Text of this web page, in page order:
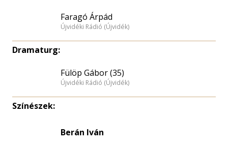
Faragó Árpád
Újvidéki Rádió (Újvidék)
Dramaturg:
Fülöp Gábor (35)
Újvidéki Rádió (Újvidék)
Színészek:
Berán Iván